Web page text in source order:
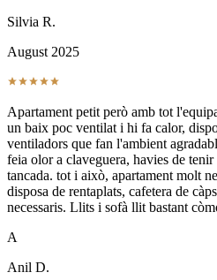
Silvia R.
August 2025
Apartament petit però amb tot
un baix poc ventilat i hi fa calor,
ventiladors que fan l'ambient
feia olor a claveguera, havies de
tancada. tot i això, apartament molt
disposa de rentaplats, cafetera de
necessaris. Llits i sofà llit bastant
A
Anil D.